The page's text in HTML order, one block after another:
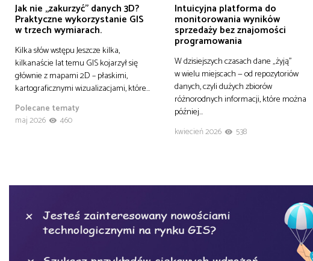
Jak nie „zakurzyć” danych 3D?
Praktyczne wykorzystanie GIS
w trzech wymiarach.
Kilka słów wstępu Jeszcze kilka,
kilkanaście lat temu GIS kojarzył się
głównie z mapami 2D – płaskimi,
kartograficznymi wizualizacjami, które…
Polecane tematy
maj 2026
460
Intuicyjna platforma do
monitorowania wyników
sprzedaży bez znajomości
programowania
W dzisiejszych czasach dane „żyją”
w wielu miejscach — od repozytoriów
danych, czyli dużych zbiorów
różnorodnych informacji, które można
później…
kwiecień 2026 538